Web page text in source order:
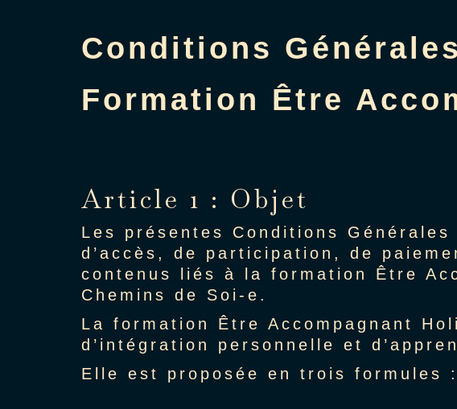
Conditions
Formation Être
Article 1 : Objet
Les présentes Conditions
d’accès, de participation, de
contenus liés à la formation Être
Chemins de Soi-e.
La formation Être Accompagnant
d’intégration personnelle et
Elle est proposée en trois formules :